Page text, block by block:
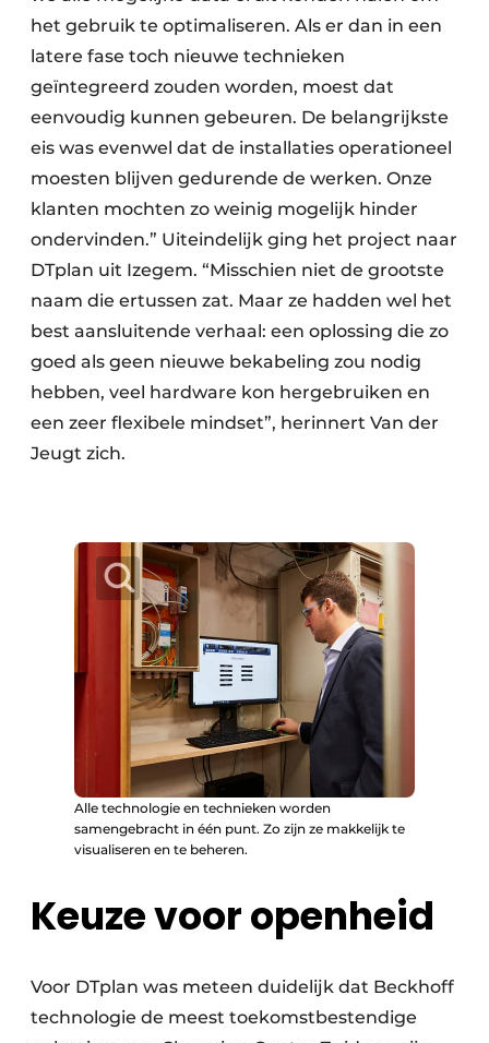
het gebruik te optimaliseren. Als er dan in een
latere fase toch nieuwe technieken
geïntegreerd zouden worden, moest dat
eenvoudig kunnen gebeuren. De belangrijkste
eis was evenwel dat de installaties operationeel
moesten blijven gedurende de werken. Onze
klanten mochten zo weinig mogelijk hinder
ondervinden.” Uiteindelijk ging het project naar
DTplan uit Izegem. “Misschien niet de grootste
naam die ertussen zat. Maar ze hadden wel het
best aansluitende verhaal: een oplossing die zo
goed als geen nieuwe bekabeling zou nodig
hebben, veel hardware kon hergebruiken en
een zeer flexibele mindset”, herinnert Van der
Jeugt zich.
Alle technologie en technieken worden
samengebracht in één punt. Zo zijn ze makkelijk te
visualiseren en te beheren.
Keuze voor openheid
Voor DTplan was meteen duidelijk dat Beckhoff
technologie de meest toekomstbestendige